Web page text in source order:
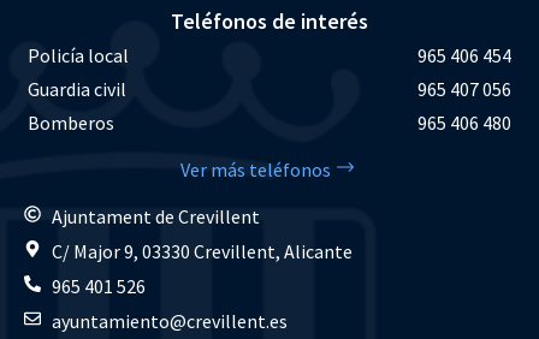
Teléfonos de interés
Policía local
965 406 454
Guardia civil
965 407 056
Bomberos
965 406 480
Ver más teléfonos
Ajuntament de Crevillent
C/ Major 9, 03330 Crevillent, Alicante
965 401 526
ayuntamiento@crevillent.es